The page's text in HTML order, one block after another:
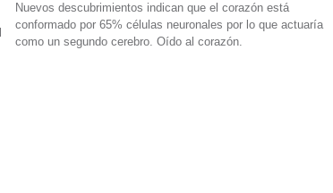
Nuevos descubrimientos indican que el corazón está
conformado por 65% células neuronales por lo que actuaría
como un segundo cerebro. Oído al corazón.